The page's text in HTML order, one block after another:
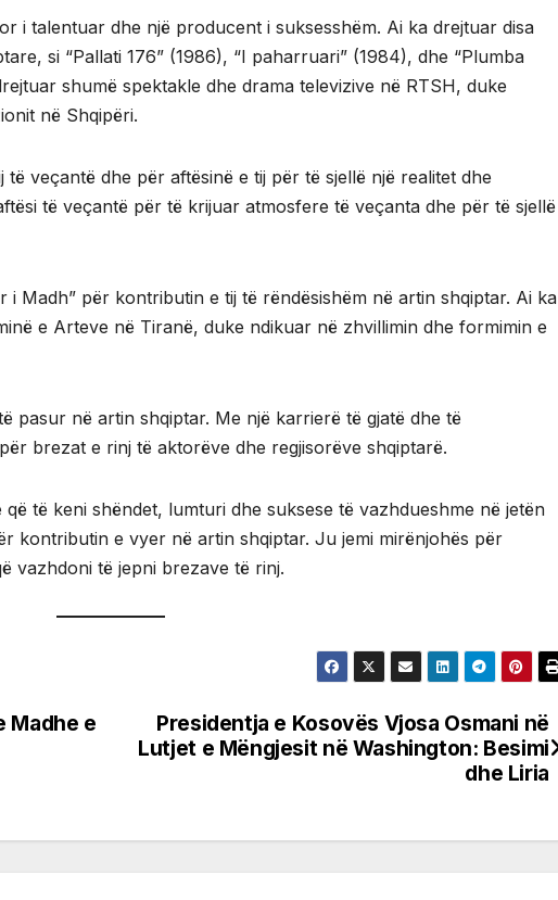
i talentuar dhe një producent i suksesshëm. Ai ka drejtuar disa
si “Pallati 176” (1986), “I paharruari” (1984), dhe “Plumba
shumë spektakle dhe drama televizive në RTSH, duke
në Shqipëri.
veçantë dhe për aftësinë e tij për të sjellë një realitet dhe
të veçantë për të krijuar atmosfere të veçanta dhe për të sjellë
i Madh” për kontributin e tij të rëndësishëm në artin shqiptar. Ai ka
e Arteve në Tiranë, duke ndikuar në zhvillimin dhe formimin e
pasur në artin shqiptar. Me një karrierë të gjatë dhe të
brezat e rinj të aktorëve dhe regjisorëve shqiptarë.
të keni shëndet, lumturi dhe suksese të vazhdueshme në jetën
kontributin e vyer në artin shqiptar. Ju jemi mirënjohës për
vazhdoni të jepni brezave të rinj.
Presidentja e Kosovës Vjosa Osmani në
Lutjet e Mëngjesit në Washington: Besimi
dhe Liria
Madhe e